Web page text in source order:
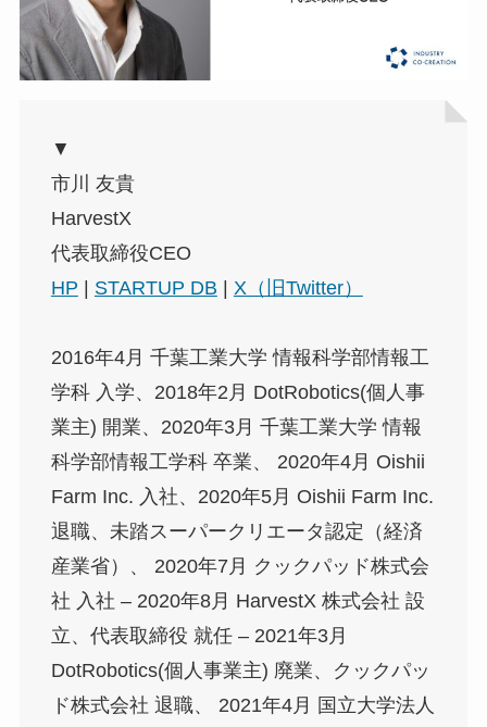
▼
市川 友貴
HarvestX
代表取締役CEO
HP | STARTUP DB | X（旧Twitter）
2016年4月 千葉工業大学 情報科学部情報工
学科 入学、2018年2月 DotRobotics(個人事
業主) 開業、2020年3月 千葉工業大学 情報
科学部情報工学科 卒業、 2020年4月 Oishii
Farm Inc. 入社、2020年5月 Oishii Farm Inc.
退職、未踏スーパークリエータ認定（経済
産業省）、 2020年7月 クックパッド株式会
社 入社 – 2020年8月 HarvestX 株式会社 設
立、代表取締役 就任 – 2021年3月
DotRobotics(個人事業主) 廃業、クックパッ
ド株式会社 退職、 2021年4月 国立大学法人